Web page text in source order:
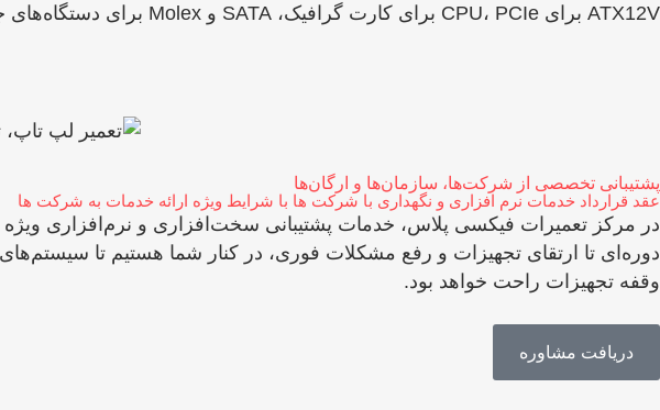
ATX12V برای CPU، PCIe برای کارت گرافیک، SATA و Molex برای دستگاه‌های جانبی هستند.
پشتیبانی تخصصی از شرکت‌ها، سازمان‌ها و ارگان‌ها
عقد قرارداد خدمات نرم افزاری و نگهداری با شرکت ها با شرایط ویژه ارائه خدمات به شرکت ها
در مرکز تعمیرات فیکسی پلاس، خدمات پشتیبانی سخت‌افزاری و نرم‌افزاری ویژه
دوره‌ای تا ارتقای تجهیزات و رفع مشکلات فوری، در کنار شما هستیم تا
وقفه تجهیزات راحت خواهد بود.
دریافت مشاوره